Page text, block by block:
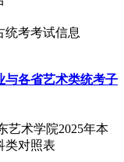
统考考试信息
与各省艺术类统考子
艺术学院2025年本
类对照表